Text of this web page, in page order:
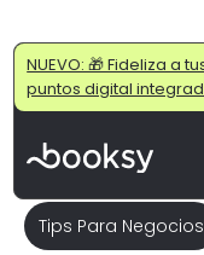
NUEVO: 🎁 Fideliza a
puntos digital
Home/Blog/
Tips Para Negocios